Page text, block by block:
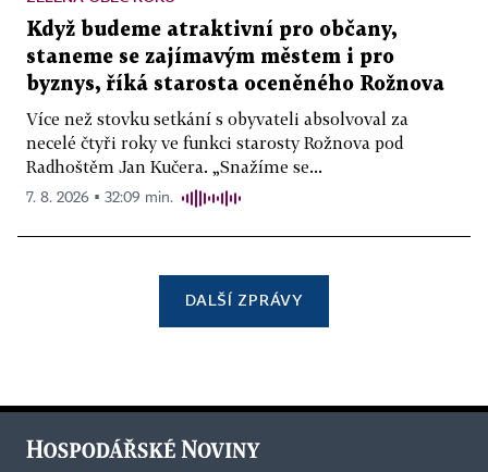
Když budeme atraktivní pro občany,
staneme se zajímavým městem i pro
byznys, říká starosta oceněného Rožnova
Více než stovku setkání s obyvateli absolvoval za
necelé čtyři roky ve funkci starosty Rožnova pod
Radhoštěm Jan Kučera. „Snažíme se...
7. 8. 2026 ▪ 32:09 min.
DALŠÍ ZPRÁVY